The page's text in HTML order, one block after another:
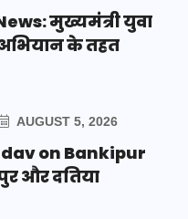
मुख्यमंत्री युवा
अभियान के तहत
AUGUST 5, 2026
on Bankipur
और दतिया